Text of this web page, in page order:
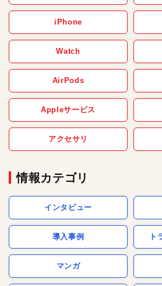
iPhone
Watch
AirPods
Appleサービス
アクセサリ
情報カテゴリ
インタビュー
導入事例 ト
マンガ